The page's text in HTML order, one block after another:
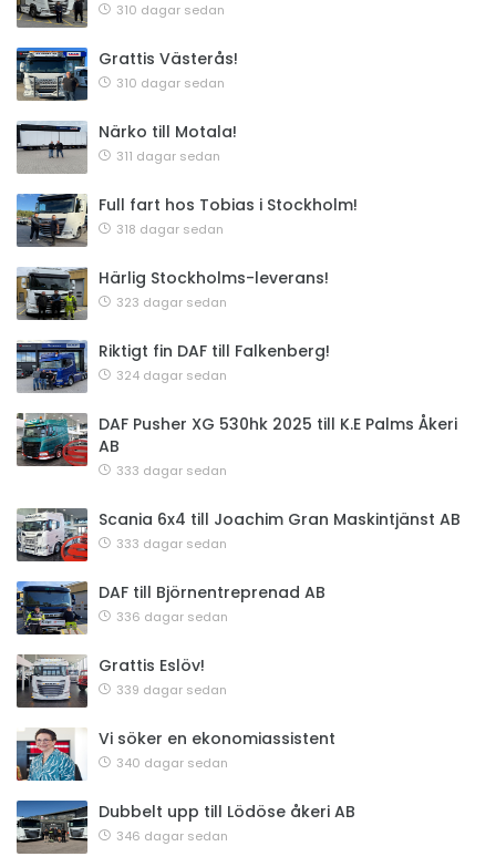
310 dagar sedan
Grattis Västerås!
310 dagar sedan
Närko till Motala!
311 dagar sedan
Full fart hos Tobias i Stockholm!
318 dagar sedan
Härlig Stockholms-leverans!
323 dagar sedan
Riktigt fin DAF till Falkenberg!
324 dagar sedan
DAF Pusher XG 530hk 2025 till K.E Palms Åkeri
AB
333 dagar sedan
Scania 6x4 till Joachim Gran Maskintjänst AB
333 dagar sedan
DAF till Björnentreprenad AB
336 dagar sedan
Grattis Eslöv!
339 dagar sedan
Vi söker en ekonomiassistent
340 dagar sedan
Dubbelt upp till Lödöse åkeri AB
346 dagar sedan